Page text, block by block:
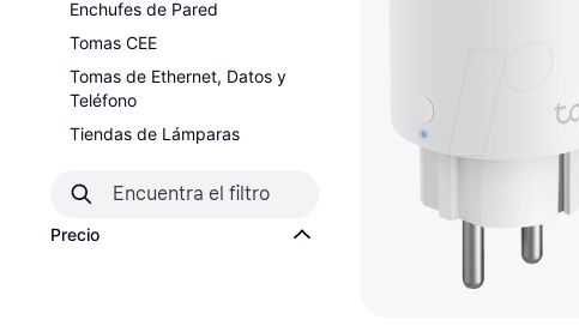
Enchufes de Pared
Tomas CEE
Tomas de Ethernet, Datos y
Teléfono
Tiendas de Lámparas
Precio